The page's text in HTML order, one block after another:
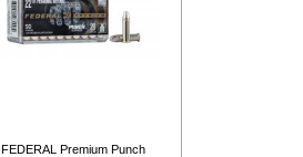
FEDERAL Premium Punch